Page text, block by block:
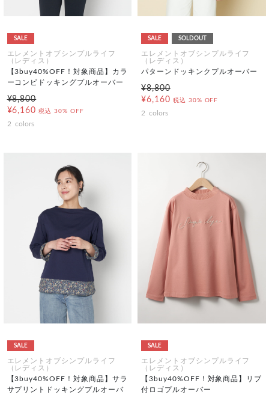
SALE
エレメントオブシンプルライフ
（レディス）
【3buy40%OFF！対象商品】カラ
ーコンビドッキングプルオーバー
¥8,800
¥6,160 税込 30% OFF
2 colors
SALE SOLDOUT
エレメントオブシンプルライフ
（レディス）
パターンドッキンクプルオーバー
¥8,800
¥6,160 税込 30% OFF
2 colors
SALE
エレメントオブシンプルライフ
（レディス）
【3buy40%OFF！対象商品】サラ
サプリントドッキングプルオーバ
SALE
エレメントオブシンプルライフ
（レディス）
【3buy40%OFF！対象商品】リブ
付ロゴプルオーバー